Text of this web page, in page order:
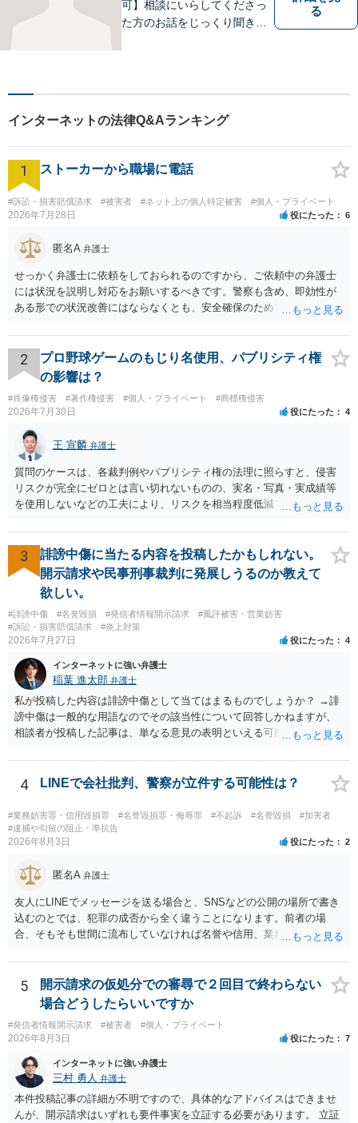
可】相談にいらしてくださっ
た方のお話をじっくり聞き、
す。皆様が相談しやすい環境
軽にご相談ください。
る
インターネットの法律Q&Aランキング
1 ストーカーから職場に電話
#訴訟・損害賠償請求 #被害者 #ネット上の個人特定被害 #個人・プライベート
2026年7月28日 役にたった 6
匿名A 弁護士
せっかく弁護士に依頼をしておられるのですから、ご依頼中の弁護士
には状況を説明し対応をお願いするべきです。警察も含め、即効性が
ある形での状況改善にはならなくとも、安全確保のためできることは
2
プロ野球ゲームのもじり名使用、パブリシティ権
の影響は？
#肖像権侵害 #著作権侵害 #個人・プライベート #商標権侵害
2026年7月30日 役にたった 4
王 宣麟 弁護士
質問のケースは、各裁判例やパブリシティ権の法理に照らすと、侵害
リスクが完全にゼロとは言い切れないものの、実名・写真・実成績等
を使用しないなどの工夫により、リスクを相当程度低減できる設計に
推測できる」という点は、裁判で争われた場合に「専ら顧客吸引力の
利用を目的とする」と判断される余地を残すため、一定の注意が必要
です。 また、広告収益の有無は、侵害判断に一定の影響を与える可能
性がありますが、決定的要因ではありません。 パブリシティ権侵害の
成否は、主に「専ら顧客吸引力の利用を目的とするか」という点で判
断されます。広告収益があることは「商業的目的」を強く示す要素で
すが、それだけで直ちに侵害となるわけではありません。完全無償・
非営利であれば「表現の自由」「創作物」としての側面が強く評価さ
れる可能性があります。一方、広告収益がある場合は「商業利用」と
しての色彩が強まり、リスクが高まる可能性があります。 公開前に変
更・確認しておく事項については、公開の場でアドバイスするにも限
界があるかと思うので、資料等を持参の上、弁護士に相談されること
も一つかと存じます。
3
誹謗中傷に当たる内容を投稿したかもしれない。
開示請求や民事刑事裁判に発展しうるのか教えて
欲しい。
#誹謗中傷 #名誉毀損 #発信者情報開示請求
#風評被害・営業妨害
#訴訟・損害賠償請求
#炎上対策
2026年7月27日 役にたった 4
インターネットに強い弁護士
稲葉 進太郎 弁護士
私が投稿した内容は誹謗中傷として当てはまるものでしょうか？ →誹
謗中傷は一般的な用語なのでその該当性について回答しかねますが、
相談者が投稿した記事は、単なる意見の表明といえる可能性が高く、
て、開示請求が認められたり、民事裁判や刑事裁判に発展しうるもの
でしょうか？ →権利侵害や、名誉毀損・侮辱に該当する可能性が低い
ため、民事裁判や刑事裁判に発展することはあまり考えられないよう
に思われます。
4 LINEで会社批判、警察が立件する可能性は？
#業務妨害罪・信用毀損罪 #名誉毀損罪・侮辱罪 #不起訴 #名誉毀損
#加害者
#逮捕や勾留の阻止・準抗告
2026年8月3日 役にたった 2
匿名A 弁護士
友人にLINEでメッセージを送る場合と、SNSなどの公開の場所で書き
込むのとでは、犯罪の成否から全く違うことになります。前者の場
合、そもそも世間に流布していなければ名誉や信用、業務にかかる犯
5
開示請求の仮処分での審尋で２回目で終わらない
場合どうしたらいいですか
#発信者情報開示請求 #被害者 #個人・プライベート
2026年8月3日 役にたった 7
インターネットに強い弁護士
三村 勇人 弁護士
本件投稿記事の詳細が不明ですので、具体的なアドバイスはできませ
んが、開示請求はいずれも要件事実を立証する必要があります。 立証